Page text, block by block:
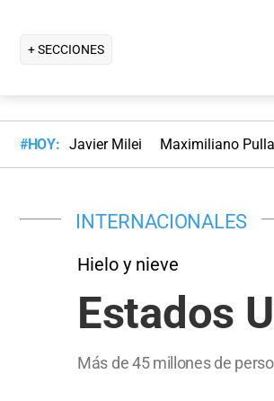
+ SECCIONES
#HOY: Javier Milei Maximiliano
INTERNACIONALES
Hielo y nieve
Estados
Más de 45 millones de